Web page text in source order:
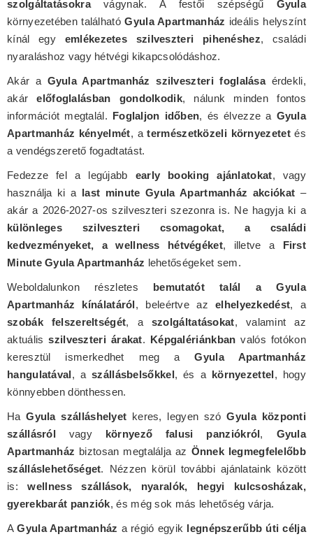
szolgáltatásokravágynak. A festői szépségű Gyula
környezetében találhatóGyula Apartmanház ideális helyszínt
kínál egy emlékezetes szilveszteri pihenéshez, családi
nyaraláshoz vagy hétvégi kikapcsolódáshoz.
Akár a Gyula Apartmanház szilveszteri foglalásaérdekli,
akárelőfoglalásban gondolkodik, nálunk minden fontos
információt megtalál. Foglaljon időben, és élvezze a Gyula
Apartmanház kényelmét, atermészetközeli környezetetés
a vendégszerető fogadtatást.
Fedezze fel a legújabb early booking ajánlatokat, vagy
használja ki a last minute Gyula Apartmanház akciókat –
akár a 2026-2027-os szilveszteri szezonra is. Ne hagyja ki a
különleges szilveszteri csomagokat, a családi
kedvezményeket, a wellness hétvégéket, illetve a First
Minute Gyula Apartmanház lehetőségeket sem.
Weboldalunkon részletes bemutatót talál a Gyula
Apartmanház kínálatáról, beleértve azelhelyezkedést, a
szobák felszereltségét, a szolgáltatásokat, valamint az
aktuálisszilveszteri árakat. Képgalériánkban valós fotókon
keresztül ismerkedhet meg aGyula Apartmanház
hangulatával, aszállásbelsőkkel, és a környezettel, hogy
könnyebben dönthessen.
HaGyula szálláshelyet keres, legyen szóGyula központi
szállásról vagy környező falusi panziókról, Gyula
Apartmanház biztosan megtalálja az Önnek legmegfelelőbb
szálláslehetőséget. Nézzen körül további ajánlataink között
is:wellness szállások, nyaralók, hegyi kulcsosházak,
gyerekbarát panziók, és még sok más lehetőség várja.
AGyula Apartmanház a régió egyik legnépszerűbb úti célja